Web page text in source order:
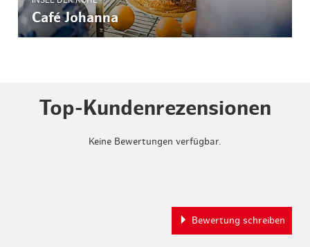
Café Johanna
Top-Kundenrezensionen
Keine Bewertungen verfügbar.
Bewertung schreiben